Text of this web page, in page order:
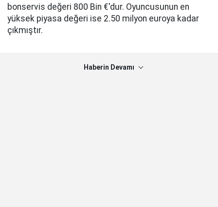
bonservis değeri 800 Bin €'dur. Oyuncusunun en
yüksek piyasa değeri ise 2.50 milyon euroya kadar
çıkmıştır.
Haberin Devamı